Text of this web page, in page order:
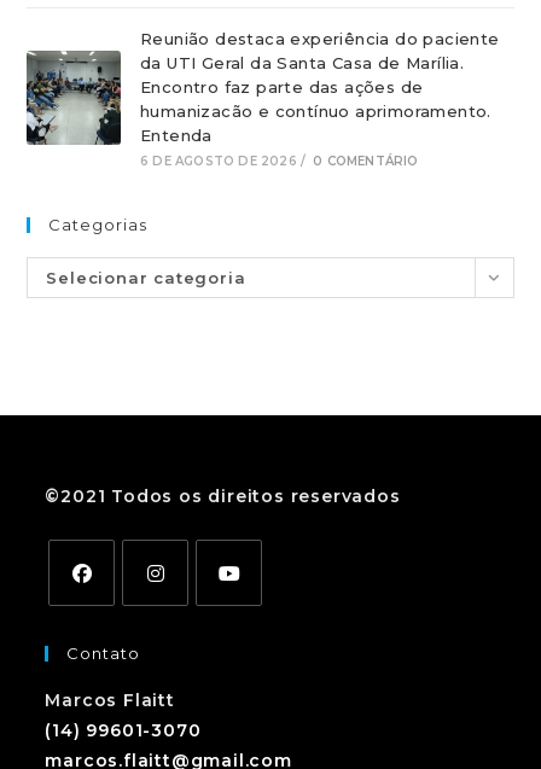
Reunião destaca experiência do paciente
da UTI Geral da Santa Casa de Marília.
Encontro faz parte das ações de
humanizacão e contínuo aprimoramento.
Entenda
6 DE AGOSTO DE 2026 / 0 COMENTÁRIO
Categorias
Selecionar categoria
©2021 Todos os direitos reservados
Contato
Marcos Flaitt
(14) 99601-3070
marcos.flaitt@gmail.com